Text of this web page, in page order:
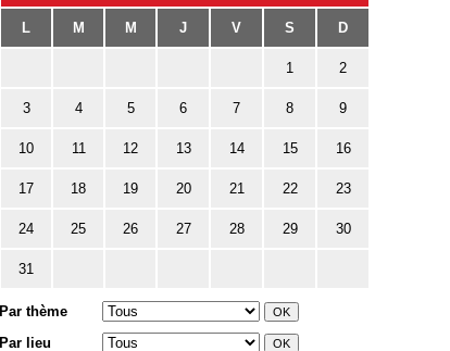
L M M J V S D
1 2
3 4 5 6 7 8 9
10 11 12 13 14 15 16
17 18 19 20 21 22 23
24 25 26 27 28 29 30
31
Par thème
Par lieu